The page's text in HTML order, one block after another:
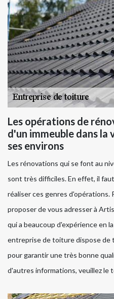
Les opérations de
d'un immeuble dans la
ses environs
Les rénovations qui se font au
sont très difficiles. En effet, il
réaliser ces genres d'opérations.
proposer de vous adresser à
qui a beaucoup d'expérience en
entreprise de toiture dispose de
pour garantir une très bonne
d'autres informations, veuillez le